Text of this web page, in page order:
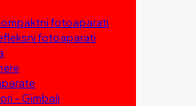
fotoaparati
fotoaparati
– Gimbali